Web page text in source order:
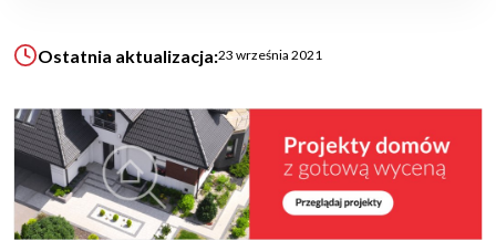
Ogrody
KALKULATOR BUDOWY
BLOG
O NAS
KONAKT
Ostatnia aktualizacja:23 września 2021